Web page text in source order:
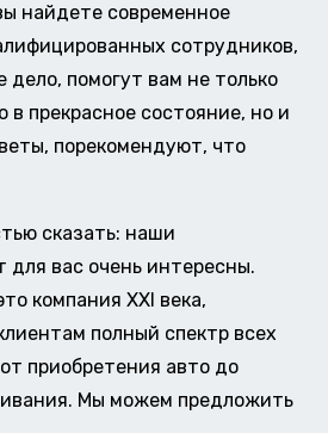
найдете современное
сотрудников,
дело, помогут вам не только
в прекрасное состояние, но и
порекомендуют, что
сказать: наши
для вас очень интересны.
компания XXI века,
полный спектр всех
приобретения авто до
Мы можем предложить